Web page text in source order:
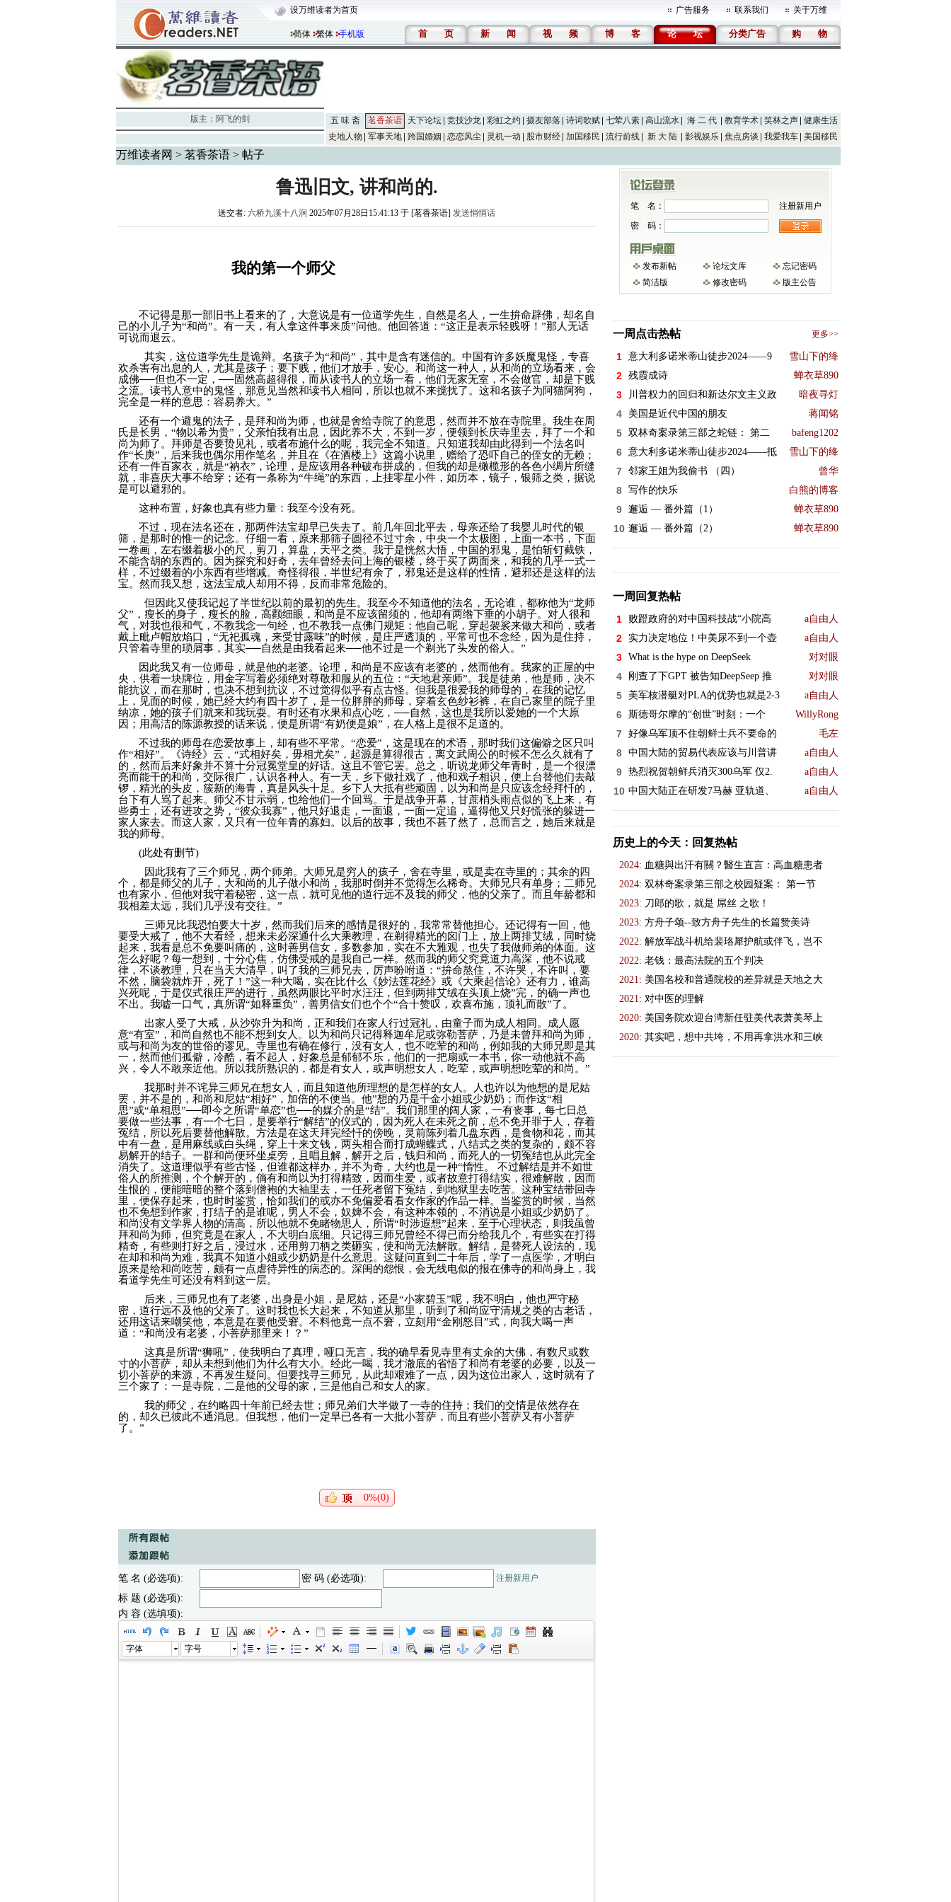
设万维读者为首页 广告服务 联系我们 关于万维
简体 繁体 手机版 首 页 新 闻 视 频 博 客 论 坛 分类广告 购 物
版主： 阿飞的剑 五 味 斋 茗香茶语 天下论坛 竞技沙龙 彩虹之约 摄友部落 诗词歌赋 七荤八素 高山流水 海 二 代 教育学术 笑林之声
健康生活
史地人物
军事天地 跨国婚姻 恋恋风尘 灵机一动 股市财经 加国移民 流行前线 新 大 陆 影视娱乐 焦点房谈 我爱我车 美国移民
万维读者网 > 茗香茶语> 帖子
鲁迅旧文, 讲和尚的.
送交者: 六桥九溪十八涧 2025年07月28日15:41:13 于 [茗香茶语] 发送悄悄话
我的第一个师父
不记得是那一部旧书上看来的了，大意说是有一位道学先生，自然是名人，一生拚命辟佛，却名自
己的小儿子为“和尚”。有一天，有人拿这件事来质”问他。他回答道：“这正是表示轻贱呀！”那人无话
可说而退云。
其实，这位道学先生是诡辩。名孩子为“和尚”，其中是含有迷信的。中国有许多妖魔鬼怪，专喜
欢杀害有出息的人，尤其是孩子；要下贱，他们才放手，安心。和尚这一种人，从和尚的立场看来，会
成佛──但也不一定，──固然高超得很，而从读书人的立场一看，他们无家无室，不会做官，却是下贱
之流。读书人意中的鬼怪，那意见当然和读书人相同，所以也就不来搅扰了。这和名孩子为阿猫阿狗，
完全是一样的意思：容易养大。”
还有一个避鬼的法子，是拜和尚为师，也就是舍给寺院了的意思，然而并不放在寺院里。我生在周
氏是长男，“物以希为贵”，父亲怕我有出息，因此养不大，不到一岁，便领到长庆寺里去，拜了一个和
尚为师了。拜师是否要贽见礼，或者布施什么的呢，我完全不知道。只知道我却由此得到一个法名叫
作“长庚”，后来我也偶尔用作笔名，并且在《在酒楼上》这篇小说里，赠给了恐吓自己的侄女的无赖；
还有一件百家衣，就是“衲衣”，论理，是应该用各种破布拼成的，但我的却是橄榄形的各色小绸片所缝
就，非喜庆大事不给穿；还有一条称为“牛绳”的东西，上挂零星小件，如历本，镜子，银筛之类，据说
是可以避邪的。
这种布置，好象也真有些力量：我至今没有死。
不过，现在法名还在，那两件法宝却早已失去了。前几年回北平去，母亲还给了我婴儿时代的银
筛，是那时的惟一的记念。仔细一看，原来那筛子圆径不过寸余，中央一个太极图，上面一本书，下面
一卷画，左右缀着极小的尺，剪刀，算盘，天平之类。我于是恍然大悟，中国的邪鬼，是怕斩钉截铁，
不能含胡的东西的。因为探究和好奇，去年曾经去问上海的银楼，终于买了两面来，和我的几乎一式一
样，不过缀着的小东西有些增减。奇怪得很，半世纪有余了，邪鬼还是这样的性情，避邪还是这样的法
宝。然而我又想，这法宝成人却用不得，反而非常危险的。
但因此又使我记起了半世纪以前的最初的先生。我至今不知道他的法名，无论谁，都称他为“龙师
父”，瘦长的身子，瘦长的脸，高颧细眼，和尚是不应该留须的，他却有两绺下垂的小胡子。对人很和
气，对我也很和气，不教我念一句经，也不教我一点佛门规矩；他自己呢，穿起袈裟来做大和尚，或者
戴上毗卢帽放焰口，“无祀孤魂，来受甘露味”的时候，是庄严透顶的，平常可也不念经，因为是住持，
只管着寺里的琐屑事，其实──自然是由我看起来──他不过是一个剃光了头发的俗人。”
因此我又有一位师母，就是他的老婆。论理，和尚是不应该有老婆的，然而他有。我家的正屋的中
央，供着一块牌位，用金字写着必须绝对尊敬和服从的五位：“天地君亲师”。我是徒弟，他是师，决不
能抗议，而在那时，也决不想到抗议，不过觉得似乎有点古怪。但我是很爱我的师母的，在我的记忆
上，见面的时候，她已经大约有四十岁了，是一位胖胖的师母，穿着玄色纱衫裤，在自己家里的院子里
纳凉，她的孩子们就来和我玩耍。有时还有水果和点心吃，──自然，这也是我所以爱她的一个大原
因；用高洁的陈源教授的话来说，便是所谓“有奶便是娘”，在人格上是很不足道的。
不过我的师母在恋爱故事上，却有些不平常。“恋爱”，这是现在的术语，那时我们这偏僻之区只叫
作“相好”。《诗经》云，“式相好矣，毋相尤矣”，起源是算得很古，离文武周公的时候不怎么久就有了
的，然而后来好象并不算十分冠冕堂皇的好话。这且不管它罢。总之，听说龙师父年青时，是一个很漂
亮而能干的和尚，交际很广，认识各种人。有一天，乡下做社戏了，他和戏子相识，便上台替他们去敲
锣，精光的头皮，簇新的海青，真是风头十足。乡下人大抵有些顽固，以为和尚是只应该念经拜忏的，
台下有人骂了起来。师父不甘示弱，也给他们一个回骂。于是战争开幕，甘蔗梢头雨点似的飞上来，有
些勇士，还有进攻之势，“彼众我寡”，他只好退走，一面退，一面一定追，逼得他又只好慌张的躲进一
家人家去。而这人家，又只有一位年青的寡妇。以后的故事，我也不甚了然了，总而言之，她后来就是
我的师母。
(此处有删节)
因此我有了三个师兄，两个师弟。大师兄是穷人的孩子，舍在寺里，或是卖在寺里的；其余的四
个，都是师父的儿子，大和尚的儿子做小和尚，我那时倒并不觉得怎么稀奇。大师兄只有单身；二师兄
也有家小，但他对我守着秘密，这一点，就可见他的道行远不及我的师父，他的父亲了。而且年龄都和
我相差太远，我们几乎没有交往。”
三师兄比我恐怕要大十岁，然而我们后来的感情是很好的，我常常替他担心。还记得有一回，他
要受大戒了，他不大看经，想来未必深通什么大乘教理，在剃得精光的囟门上，放上两排艾绒，同时烧
起来，我看是总不免要叫痛的，这时善男信女，多数参加，实在不大雅观，也失了我做师弟的体面。这
怎么好呢？每一想到，十分心焦，仿佛受戒的是我自己一样。然而我的师父究竟道力高深，他不说戒
律，不谈教理，只在当天大清早，叫了我的三师兄去，厉声吩咐道：“拚命熬住，不许哭，不许叫，要
不然，脑袋就炸开，死了！”这一种大喝，实在比什么《妙法莲花经》或《大乘起信论》还有力，谁高
兴死呢，于是仪式很庄严的进行，虽然两眼比平时水汪汪，但到两排艾绒在头顶上烧”完，的确一声也
不出。我嘘一口气，真所谓“如释重负”，善男信女们也个个“合十赞叹，欢喜布施，顶礼而散”了。
出家人受了大戒，从沙弥升为和尚，正和我们在家人行过冠礼，由童子而为成人相同。成人愿
意“有室”，和尚自然也不能不想到女人。以为和尚只记得释迦牟尼或弥勒菩萨，乃是未曾拜和尚为师，
或与和尚为友的世俗的谬见。寺里也有确在修行，没有女人，也不吃荤的和尚，例如我的大师兄即是其
一，然而他们孤僻，冷酷，看不起人，好象总是郁郁不乐，他们的一把扇或一本书，你一动他就不高
兴，令人不敢亲近他。所以我所熟识的，都是有女人，或声明想女人，吃荤，或声明想吃荤的和尚。”
我那时并不诧异三师兄在想女人，而且知道他所理想的是怎样的女人。人也许以为他想的是尼姑
罢，并不是的，和尚和尼姑“相好”，加倍的不便当。他”想的乃是千金小姐或少奶奶；而作这“相
思”或“单相思”──即今之所谓“单恋”也──的媒介的是“结”。我们那里的阔人家，一有丧事，每七日总
要做一些法事，有一个七日，是要举行“解结”的仪式的，因为死人在未死之前，总不免开罪于人，存着
冤结，所以死后要替他解散。方法是在这天拜完经忏的傍晚，灵前陈列着几盘东西，是食物和花，而其
中有一盘，是用麻线或白头绳，穿上十来文钱，两头相合而打成蝴蝶式，八结式之类的复杂的，颇不容
易解开的结子。一群和尚便环坐桌旁，且唱且解，解开之后，钱归和尚，而死人的一切冤结也从此完全
消失了。这道理似乎有些古怪，但谁都这样办，并不为奇，大约也是一种“惰性。 不过解结是并不如世
俗人的所推测，个个解开的，倘有和尚以为打得精致，因而生爱，或者故意打得结实，很难解散，因而
生恨的，便能暗暗的整个落到僧袍的大袖里去，一任死者留下冤结，到地狱里去吃苦。这种宝结带回寺
里，便保存起来，也时时鉴赏，恰如我们的或亦不免偏爱看看女作家的作品一样。当鉴赏的时候，当然
也不免想到作家，打结子的是谁呢，男人不会，奴婢不会，有这种本领的，不消说是小姐或少奶奶了。
和尚没有文学界人物的清高，所以他就不免睹物思人，所谓“时涉遐想”起来，至于心理状态，则我虽曾
拜和尚为师，但究竟是在家人，不大明白底细。只记得三师兄曾经不得已而分给我几个，有些实在打得
精奇，有些则打好之后，浸过水，还用剪刀柄之类砸实，使和尚无法解散。解结，是替死人设法的，现
在却和和尚为难，我真不知道小姐或少奶奶是什么意思。这疑问直到二十年后，学了一点医学，才明白
原来是给和尚吃苦，颇有一点虐待异性的病态的。深闺的怨恨，会无线电似的报在佛寺的和尚身上，我
看道学先生可还没有料到这一层。
后来，三师兄也有了老婆，出身是小姐，是尼姑，还是“小家碧玉”呢，我不明白，他也严守秘
密，道行远不及他的父亲了。这时我也长大起来，不知道从那里，听到了和尚应守清规之类的古老话，
还用这话来嘲笑他，本意是在要他受窘。不料他竟一点不窘，立刻用“金刚怒目”式，向我大喝一声
道：“和尚没有老婆，小菩萨那里来！？”
这真是所谓“狮吼”，使我明白了真理，哑口无言，我的确早看见寺里有丈余的大佛，有数尺或数
寸的小菩萨，却从未想到他们为什么有大小。经此一喝，我才澈底的省悟了和尚有老婆的必要，以及一
切小菩萨的来源，不再发生疑问。但要找寻三师兄，从此却艰难了一点，因为这位出家人，这时就有了
三个家了：一是寺院，二是他的父母的家，三是他自己和女人的家。
我的师父，在约略四十年前已经去世；师兄弟们大半做了一寺的住持；我们的交情是依然存在
的，却久已彼此不通消息。但我想，他们一定早已各有一大批小菩萨，而且有些小菩萨又有小菩萨
了。”
0%(0)
笔 名 (必选项): 密 码 (必选项): 注册新用户
标 题 (必选项):
内 容 (选填项):
字体 字号
笔 名：
注册新用户
密 码：
发布新帖 论坛文库
忘记密码
简洁版
修改密码 版主公告
一周点击热帖 更多>>
1 意大利多诺米蒂山徒步2024——9 雪山下的绛
2 残霞成诗 蝉衣草890
3 川普权力的回归和新达尔文主义政 暗夜寻灯
4 美国是近代中国的朋友 蒋闻铭
5 双林奇案录第三部之蛇链： 第二 bafeng1202
6 意大利多诺米蒂山徒步2024——抵 雪山下的绛
7 邻家王姐为我偷书 （四） 曾华
8 写作的快乐 白熊的博客
9 邂逅 — 番外篇（1） 蝉衣草890
10 邂逅 — 番外篇（2） 蝉衣草890
一周回复热帖
1 败蹬政府的对中国科技战“小院高 a自由人
2 实力决定地位！中美尿不到一个壶 a自由人
3 What is the hype on DeepSeek 对对眼
4 刚查了下GPT 被告知DeepSeep 推 对对眼
5 美军核潜艇对PLA的优势也就是2-3 a自由人
6 斯德哥尔摩的“创世”时刻：一个 WillyRong
7 好像乌军顶不住朝鲜士兵不要命的 毛左
8 中国大陆的贸易代表应该与川普讲 a自由人
9 热烈祝贺朝鲜兵消灭300乌军 仅2. a自由人
10 中国大陆正在研发7马赫 亚轨道、 a自由人
历史上的今天：回复热帖
2024: 血糖與出汗有關？醫生直言：高血糖患者
2024: 双林奇案录第三部之校园疑案： 第一节
2023: 刀郎的歌，就是 屌丝 之歌！
2023: 方舟子颂--致方舟子先生的长篇赞美诗
2022: 解放军战斗机给裴珞犀护航或伴飞，岂不
2022: 老钱：最高法院的五个判决
2021: 美国名校和普通院校的差异就是天地之大
2021: 对中医的理解
2020: 美国务院欢迎台湾新任驻美代表萧美琴上
2020: 其实吧，想中共垮，不用再拿洪水和三峡